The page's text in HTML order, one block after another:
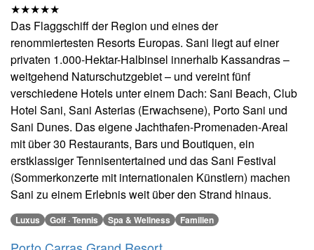
★★★★★
Das Flaggschiff der Region und eines der
renommiertesten Resorts Europas. Sani liegt auf einer
privaten 1.000-Hektar-Halbinsel innerhalb Kassandras –
weitgehend Naturschutzgebiet – und vereint fünf
verschiedene Hotels unter einem Dach: Sani Beach, Club
Hotel Sani, Sani Asterias (Erwachsene), Porto Sani und
Sani Dunes. Das eigene Jachthafen-Promenaden-Areal
mit über 30 Restaurants, Bars und Boutiquen, ein
erstklassiger Tennisentertained und das Sani Festival
(Sommerkonzerte mit internationalen Künstlern) machen
Sani zu einem Erlebnis weit über den Strand hinaus.
Luxus Golf · Tennis Spa & Wellness Familien